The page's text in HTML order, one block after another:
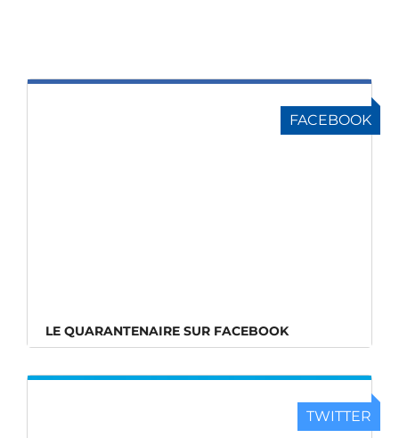
FACEBOOK
LE QUARANTENAIRE SUR FACEBOOK
TWITTER